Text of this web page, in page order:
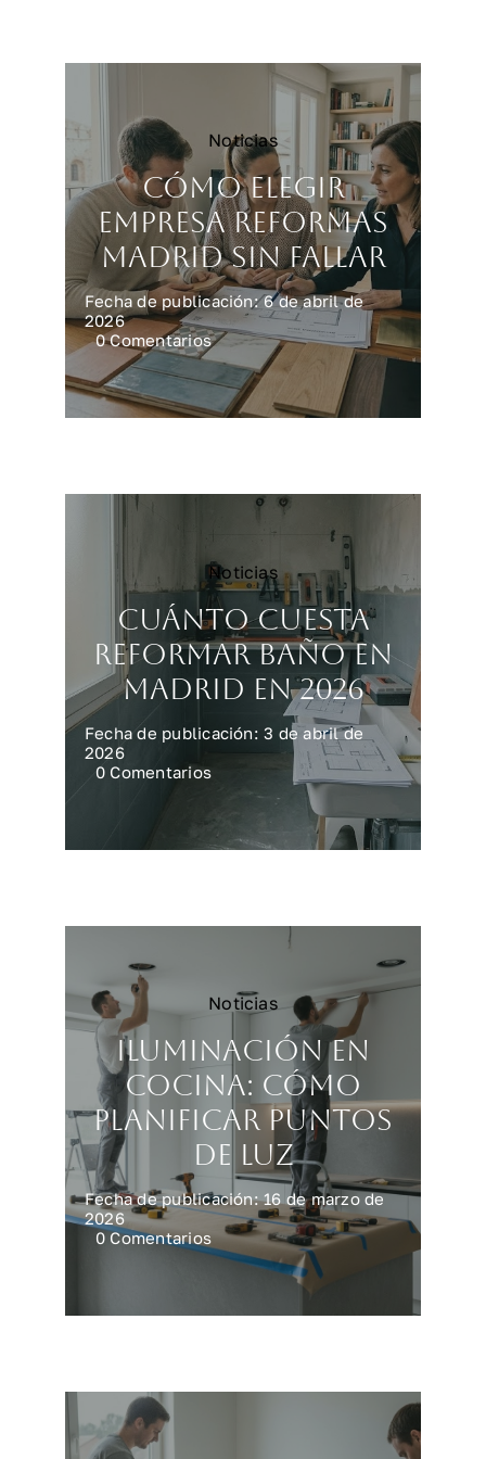
casa
Noticias
Cómo elegir
empresa reformas
Madrid sin fallar
Fecha de publicación: 6 de abril de
2026
0 Comentarioson
Cómo
elegir
empresa
reformas
Noticias
Cuánto cuesta
reformar baño en
Madrid en 2026
Fecha de publicación: 3 de abril de
2026
0 Comentarios
Cuánto
reformar
baño
2026
Noticias
Iluminación en
cocina: cómo
planificar puntos
de luz
Fecha de publicación: 16 de marzo de
2026
0 Comentarioson
Iluminación
cómo
luz